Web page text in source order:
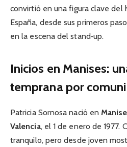
convirtió en una figura clave del
España, desde sus primeros
en la escena del stand‑up.
Inicios en Manises:
temprana por
Patricia Sornosa nació en
Valencia, el 1 de enero de 1977.
tranquilo, pero desde joven